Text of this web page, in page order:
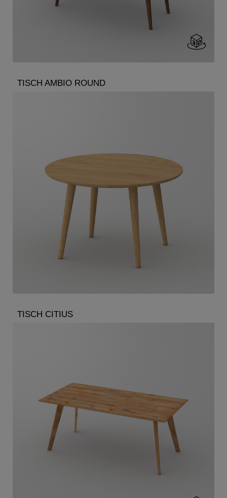
TISCH AMBIO ROUND
TISCH CITIUS